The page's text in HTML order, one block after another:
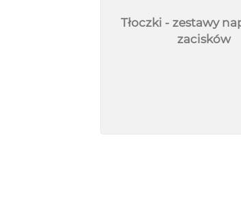
Tłoczki - zestawy
zacisków